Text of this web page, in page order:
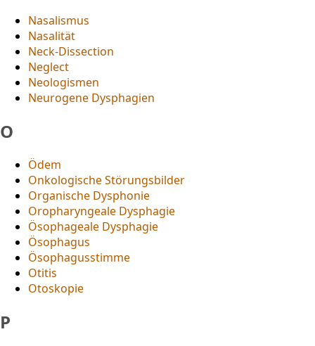
Nasalismus
Nasalität
Neck-Dissection
Neglect
Neologismen
Neurogene Dysphagien
O
Ödem
Onkologische Störungsbilder
Organische Dysphonie
Oropharyngeale Dysphagie
Ösophageale Dysphagie
Ösophagus
Ösophagusstimme
Otitis
Otoskopie
P